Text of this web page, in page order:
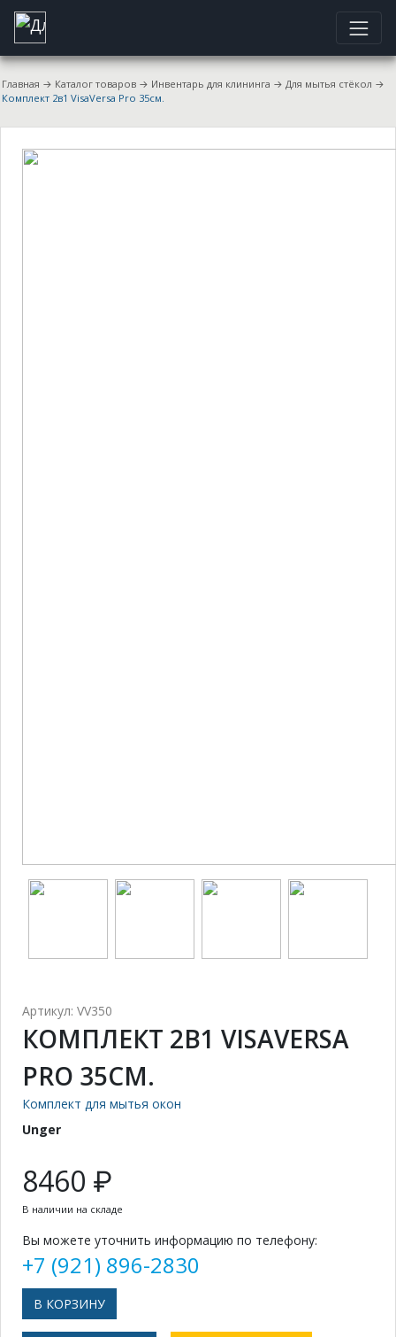
Главная → Каталог товаров → Инвентарь для клининга → Для мытья стёкол →
Комплект 2в1 VisaVersa Pro 35см.
Артикул: VV350
КОМПЛЕКТ 2В1 VISAVERSA
PRO 35СМ.
Комплект для мытья окон
Unger
8460 ₽
В наличии на складе
Вы можете уточнить информацию по телефону:
+7 (921) 896-2830